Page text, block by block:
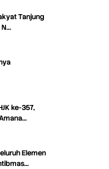
Tanjung
N…
ke-357,
Elemen